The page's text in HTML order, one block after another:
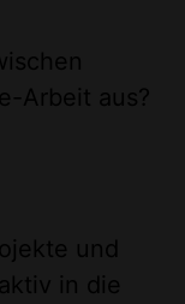
Arbeit aus?
und
in die